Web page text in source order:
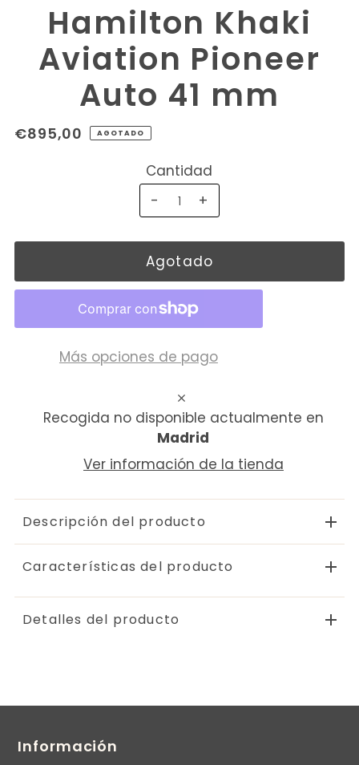
Hamilton Khaki
Aviation Pioneer
Auto 41 mm
€895,00 AGOTADO
Cantidad
-
+
Más opciones de pago
Recogida no disponible actualmente en
Madrid
Ver información de la tienda
Descripción del producto
Características del producto
Detalles del producto
Información